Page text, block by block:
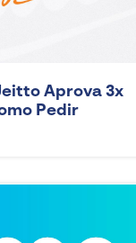
Aprova 3x
Pedir